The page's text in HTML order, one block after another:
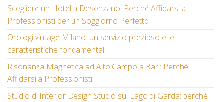
Scegliere un Hotel a Desenzano: Perché Affidarsi a
Professionisti per un Soggiorno Perfetto
Orologi vintage Milano: un servizio prezioso e le
caratteristiche fondamentali
Risonanza Magnetica ad Alto Campo a Bari: Perché
Affidarsi a Professionisti
Studio di Interior Design Studio sul Lago di Garda: perché